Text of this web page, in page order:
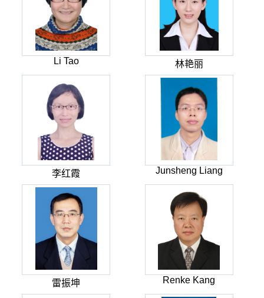
Li Tao 林艳丽
李红霞 Junsheng Liang
雷振坤 Renke Kang